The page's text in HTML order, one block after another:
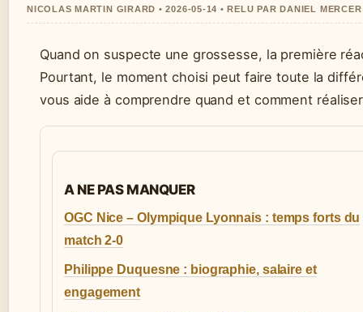
NICOLAS MARTIN GIRARD • 2026-05-14 • RELU PAR DANIEL MERCER
Quand on suspecte une grossesse, la première
Pourtant, le moment choisi peut faire toute la
vous aide à comprendre quand et comment
A NE PAS MANQUER
OGC Nice – Olympique Lyonnais : temps forts du
match 2-0
Philippe Duquesne : biographie, salaire et
engagement